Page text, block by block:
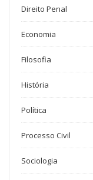
Direito Penal
Economia
Filosofia
História
Política
Processo Civil
Sociologia